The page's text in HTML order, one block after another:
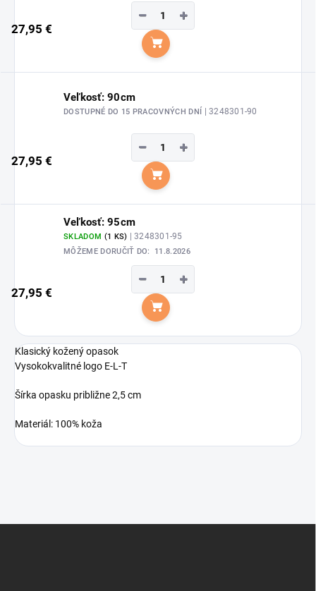
27,95 €
+
−
Do košíka
Veľkosť: 90cm
DOSTUPNÉ DO 15 PRACOVNÝCH DNÍ | 3248301-90
27,95 €
+
−
Do košíka
Veľkosť: 95cm
SKLADOM (1 KS) | 3248301-95
MÔŽEME DORUČIŤ DO: 11.8.2026
27,95 €
+
−
Do košíka
Klasický kožený opasok
Vysokokvalitné logo E-L-T
Šírka opasku približne 2,5 cm
Materiál: 100% koža